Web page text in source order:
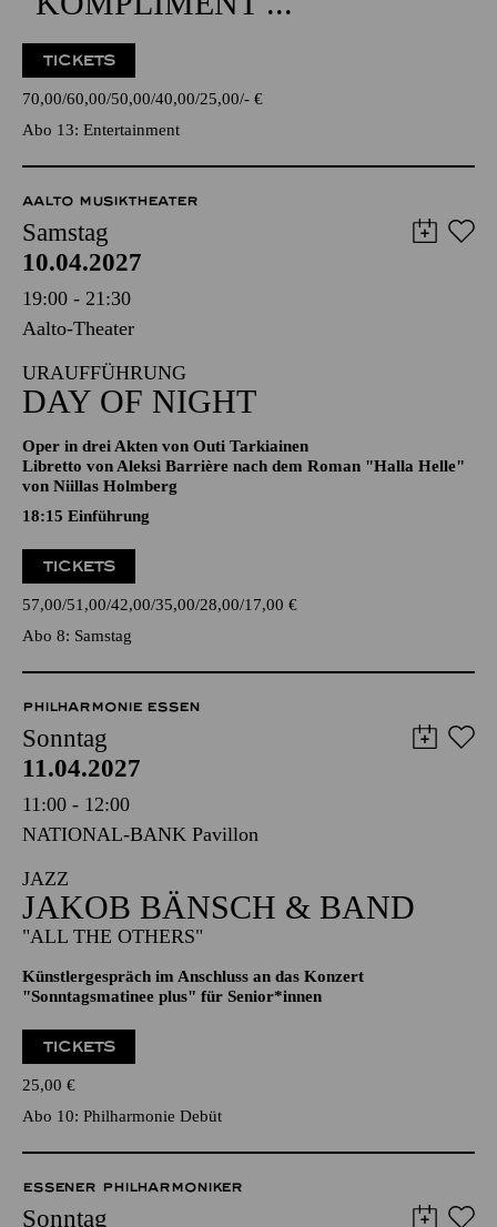
ENTERTAINMENT
GÖTZ ALSMANN
"KOMPLIMENT ..."
TICKETS
70,00 60,00 50,00 40,00 25,00 -€
Abo 13: Entertainment
AALTO MUSIKTHEATER
Samstag
10.04.2027
19:00 - 21:30
Aalto-Theater
URAUFFÜHRUNG
DAY OF NIGHT
Oper in drei Akten von Outi Tarkiainen
von Niillas Holmberg
18:15 Einführung
TICKETS
57,00 51,00 42,00 35,00 28,00 17,00€
Abo 8: Samstag
PHILHARMONIE ESSEN
Sonntag
11.04.2027
11:00 - 12:00
NATIONAL-BANK Pavillon
JAZZ
JAKOB BÄNSCH & BAND
"ALL THE OTHERS"
Künstlergespräch im Anschluss an das Konzert
"Sonntagsmatinee plus" für Senior*innen
TICKETS
25,00€
Abo 10: Philharmonie Debüt